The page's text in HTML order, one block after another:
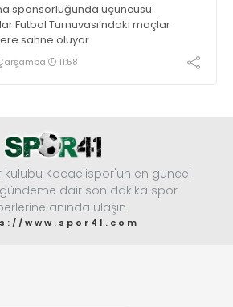
sponsorluğunda üçüncüsü
Futbol Turnuvası’ndaki maçlar
sahne oluyor.
11:58
kulübü Kocaelispor'un en güncel
dair son dakika spor
anında ulaşın
www.spor41.com